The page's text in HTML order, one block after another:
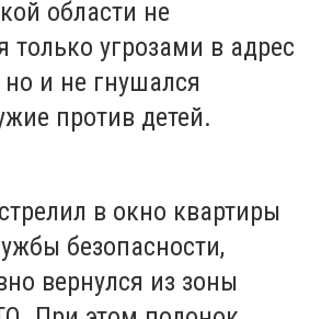
области не
только угрозами в адрес
и не гнушался
против детей.
в окно квартиры
безопасности,
вернулся из зоны